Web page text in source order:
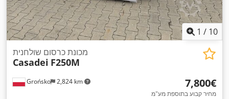
1 / 10
Grońsko 2,824 km
מכונת כרסום שולחנית
Casadei F250M
‏7,800 ‏€
מחיר קבוע בתוספת מע"מ